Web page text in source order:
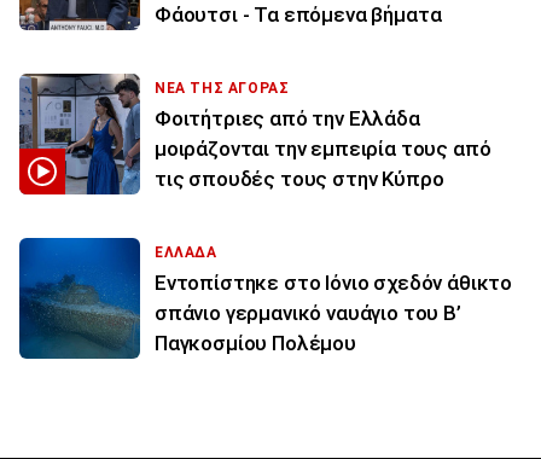
Φάουτσι - Τα επόμενα βήματα
ΝΕΑ ΤΗΣ ΑΓΟΡΑΣ
Φοιτήτριες από την Ελλάδα
μοιράζονται την εμπειρία τους από
τις σπουδές τους στην Κύπρο
ΕΛΛΑΔΑ
Εντοπίστηκε στο Ιόνιο σχεδόν άθικτο
σπάνιο γερμανικό ναυάγιο του Β’
Παγκοσμίου Πολέμου